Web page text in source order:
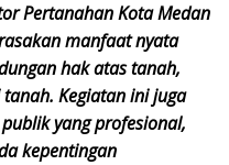
Pertanahan Kota Medan
manfaat nyata
hak atas tanah,
Kegiatan ini juga
yang profesional,
kepentingan